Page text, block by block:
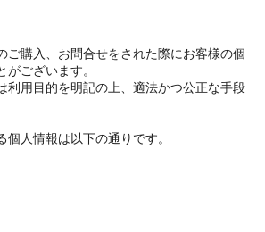
ご購入、お問合せをされた際にお客様の個
がございます。
利用目的を明記の上、適法かつ公正な手段
個人情報は以下の通りです。